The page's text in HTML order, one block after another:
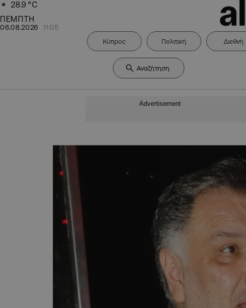
28.9 °C
ΠΕΜΠΤΗ
06.08.2026 11:05
Κύπρος Πολιτική Διεθνή
Advertisement